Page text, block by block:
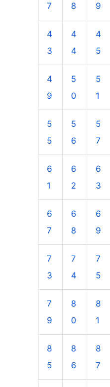
7
8
9
4
3
4
4
4
5
4
9
5
0
5
1
5
5
5
6
5
7
6
1
6
2
6
3
6
7
6
8
6
9
7
3
7
4
7
5
7
9
8
0
8
1
8
5
8
6
8
7